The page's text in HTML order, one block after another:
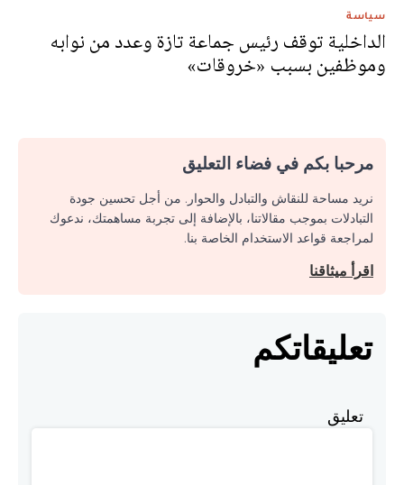
سياسة
الداخلية توقف رئيس جماعة تازة وعدد من نوابه
وموظفين‎ بسبب «خروقات»
مرحبا بكم في فضاء التعليق
نريد مساحة للنقاش والتبادل والحوار. من أجل تحسين جودة
التبادلات بموجب مقالاتنا، بالإضافة إلى تجربة مساهمتك، ندعوك
لمراجعة قواعد الاستخدام الخاصة بنا.
اقرأ ميثاقنا
تعليقاتكم
تعليق